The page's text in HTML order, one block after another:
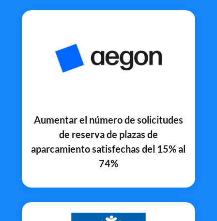
Aumentar el número de solicitudes
de reserva de plazas de
aparcamiento satisfechas del 15% al
74%